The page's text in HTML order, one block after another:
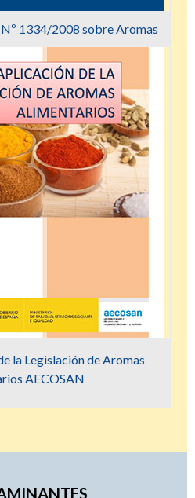
1334/2008 sobre Aromas
la Legislación de Aromas
AECOSAN